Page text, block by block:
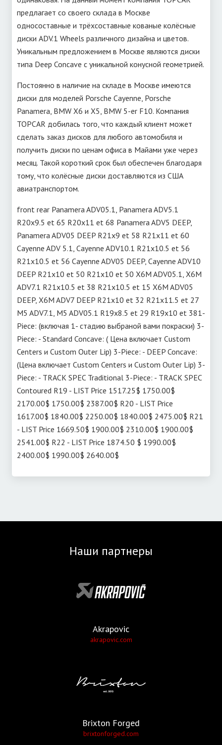
предлагает со своего склада в Москве
односоставные и трёхсоставные кованые колёсные
диски ADV.1 Wheels различного дизайна и цветов.
Уникальным предложением в Москве являются диски
типа Deep Concave c уникальной конусной геометрией.
Постоянно в наличие на складе в Москве имеются
диски для моделей Porsche Cayenne, Porsche
Panamera, BMW X6 и X5, BMW 5-er F10. Компания
TOPCAR добилась того, что каждый клиент может
сделать заказ дисков для любого автомобиля и
получить диски по ценам офиса в Майами уже через
месяц. Такой короткий срок был обеспечен благодаря
тому, что колёсные диски доставляются из США
авиатранспортом.
front rear Panamera ADV05.1, Panamera ADV5.1
R20x9.5 et 65 R20x11 et 68 Panamera ADV5 DEEP,
Panamera ADV05 DEEP R21x9 et 58 R21x11 et 60
Cayenne ADV 5.1, Cayenne ADV10.1 R21x10.5 et 56
R21x10.5 et 56 Cayenne ADV05 DEEP, Cayenne ADV10
DEEP R21x10 et 50 R21x10 et 50 X6M ADV05.1, X6M
ADV7.1 R21x10.5 et 38 R21x10.5 et 15 X6M ADV05
DEEP, X6M ADV7 DEEP R21x10 et 32 R21x11.5 et 27
M5 ADV7.1, M5 ADV05.1 R19x8.5 et 29 R19x10 et 381-
Piece: (включая 1- стадию выбраной вами покраски) 3-
Piece: - Standard Concave: ( Цена включает Custom
Centers и Custom Outer Lip) 3-Piece: - DEEP Concave:
(Цена включает Custom Centers и Custom Outer Lip) 3-
Piece: - TRACK SPEC Traditional 3-Piece: - TRACK SPEC
Contoured R19 - LIST Price 1517.25$ 1750.00$
2170.00$ 1750.00$ 2387.00$ R20 - LIST Price
1617.00$ 1840.00$ 2250.00$ 1840.00$ 2475.00$ R21
- LIST Price 1669.50$ 1900.00$ 2310.00$ 1900.00$
2541.00$ R22 - LIST Price 1874.50 $ 1990.00$
2400.00$ 1990.00$ 2640.00$
Наши партнеры
Akrapovic
akrapovic.com
Brixton Forged
brixtonforged.com